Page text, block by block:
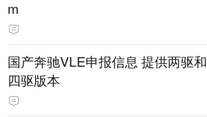
m
国产奔驰VLE申报信息 提供两驱和
四驱版本